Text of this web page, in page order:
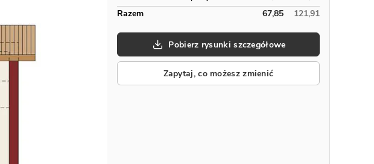
Razem
67,85 121,91
Pobierz rysunki szczegółowe
Zapytaj, co możesz zmienić